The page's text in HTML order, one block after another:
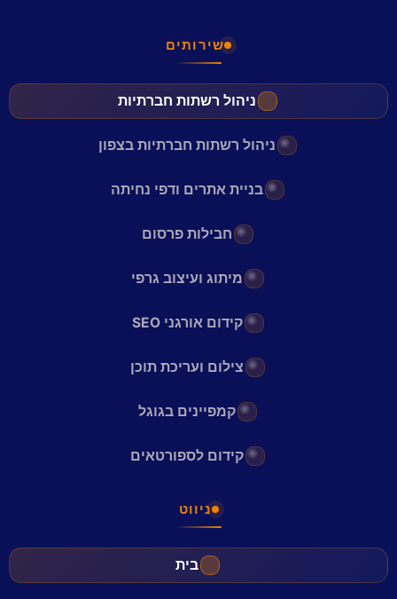
שירותים
ניהול רשתות חברתיות
ניהול רשתות חברתיות בצפון
בניית אתרים ודפי נחיתה
חבילות פרסום
מיתוג ועיצוב גרפי
קידום אורגני SEO
צילום ועריכת תוכן
קמפיינים בגוגל
קידום לספורטאים
ניווט
בית